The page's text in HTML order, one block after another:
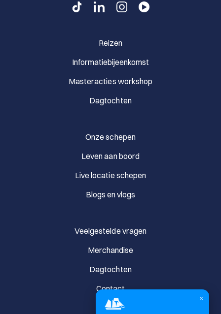
Reizen
Informatiebijeenkomst
Masteracties workshop
Dagtochten
Onze schepen
Leven aan boord
Live locatie schepen
Blogs en vlogs
Veelgestelde vragen
Merchandise
Dagtochten
Contact
×